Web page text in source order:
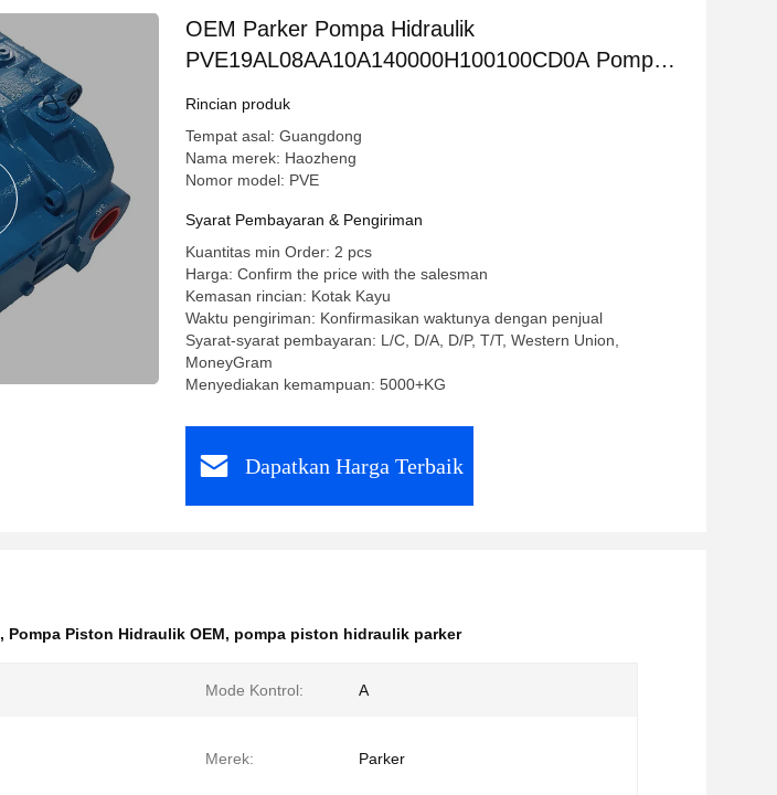
OEM Parker Pompa Hidraulik
PVE19AL08AA10A140000H100100CD0A Pompa
Rincian produk
Tempat asal: Guangdong
Nama merek: Haozheng
Nomor model: PVE
Syarat Pembayaran & Pengiriman
Kuantitas min Order: 2 pcs
Harga: Confirm the price with the salesman
Kemasan rincian: Kotak Kayu
Waktu pengiriman: Konfirmasikan waktunya dengan penjual
Syarat-syarat pembayaran: L/C, D/A, D/P, T/T, Western Union,
MoneyGram
Menyediakan kemampuan: 5000+KG
Dapatkan Harga Terbaik
, Pompa Piston Hidraulik OEM, pompa piston hidraulik parker
Mode Kontrol: A
Merek: Parker